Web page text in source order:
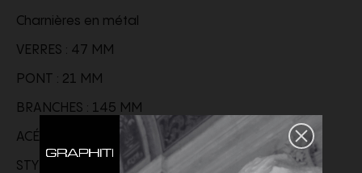
Charnières en métal
VERRES : 47 MM
PONT : 21 MM
BRANCHES : 145 MM
ACÉTATE, NYLON
STYLE ID 822251Y99671033